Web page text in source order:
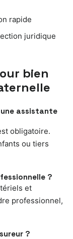
rapide
juridique
bien
assistante
obligatoire.
ou tiers
?
et
professionnel,
?